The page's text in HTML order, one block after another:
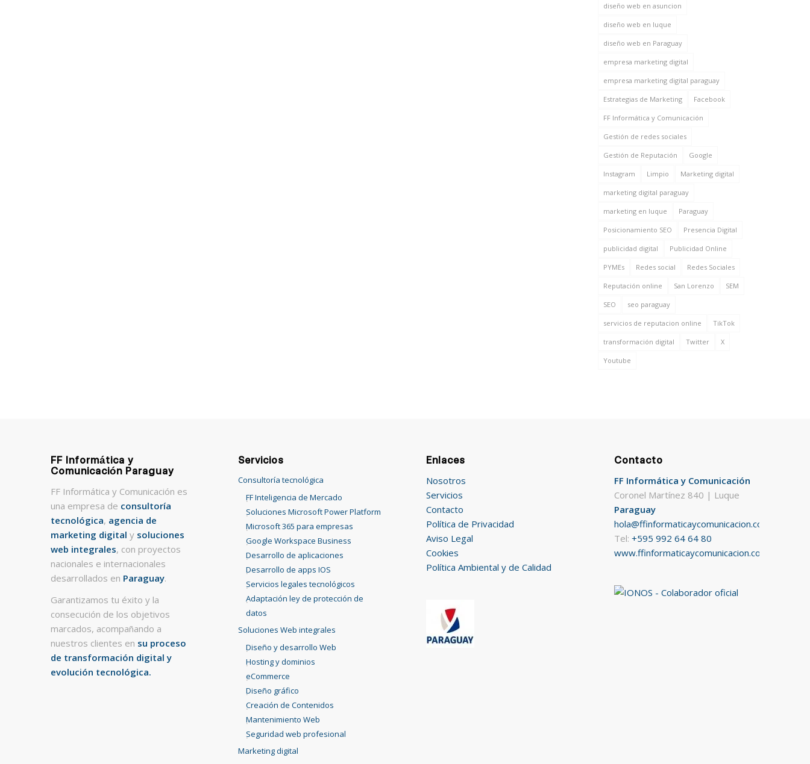
diseño web en asuncion
diseño web en luque
diseño web en Paraguay
empresa marketing digital
empresa marketing digital paraguay
Estrategias de Marketing Facebook
FF Informática y Comunicación
Gestión de redes sociales
Gestión de Reputación Google
Instagram Limpio Marketing digital
marketing digital paraguay
marketing en luque Paraguay
Posicionamiento SEO Presencia Digital
publicidad digital Publicidad Online
PYMEs Redes social Redes Sociales
Reputación online San Lorenzo SEM
SEO seo paraguay
servicios de reputacion online TikTok
transformación digital Twitter X
Youtube
FF Informática y
Comunicación Paraguay
FF Informática y Comunicación es
una empresa de consultoría
tecnológica, agencia de
marketing digital y soluciones
web integrales, con proyectos
nacionales e internacionales
desarrollados en Paraguay.
Garantizamos tu éxito y la
consecución de los objetivos
marcados, acompañando a
nuestros clientes en su proceso
de transformación digital y
evolución tecnológica.
Servicios
Consultoría tecnológica
FF Inteligencia de Mercado
Soluciones Microsoft Power Platform
Microsoft 365 para empresas
Google Workspace Business
Desarrollo de aplicaciones
Desarrollo de apps IOS
Servicios legales tecnológicos
Adaptación ley de protección de
datos
Soluciones Web integrales
Diseño y desarrollo Web
Hosting y dominios
eCommerce
Diseño gráfico
Creación de Contenidos
Mantenimiento Web
Seguridad web profesional
Marketing digital
Enlaces
Nosotros
Servicios
Contacto
Política de Privacidad
Aviso Legal
Cookies
Política Ambiental y de Calidad
Contacto
FF Informática y Comunicación
Coronel Martínez 840 | Luque
Paraguay
hola@ffinformaticaycomunicacion.com
Tel:+595 992 64 64 80
www.ffinformaticaycomunicacion.com